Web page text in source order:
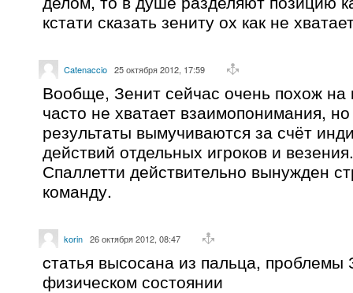
кстати сказать зениту ох как не
Catenaccio 25 октября 2012, 17:59
Вообще, Зенит сейчас очень похож на
часто не хватает взаимопонимания,
результаты вымучиваются за счёт
действий отдельных игроков и
Спаллетти действительно вынужден
команду.
korin 26 октября 2012, 08:47
cтатья высосана из пальца, проблемы
физическом состоянии